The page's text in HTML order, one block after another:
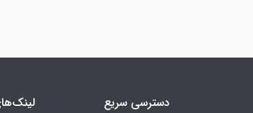
دسترسی سریع